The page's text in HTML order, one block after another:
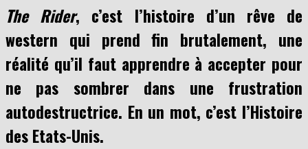
The Rider, c’est l’histoire d’un rêve de
western qui prend fin brutalement, une
réalité qu’il faut apprendre à accepter pour
ne pas sombrer dans une frustration
autodestructrice. En un mot, c’est l’Histoire
des Etats-Unis.